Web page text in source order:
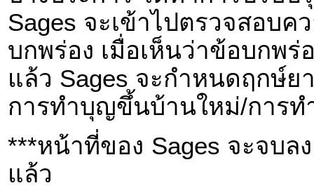
Sages จะเข้าไปตรวจสอบ
บกพร่อง เมื่อเห็นว่าข้อบกพ
แล้ว Sages จะกำหนดฤกษ์ย
การทำบุญขึ้นบ้านใหม่/การ
***หน้าที่ของ Sages จะจบล
แล้ว